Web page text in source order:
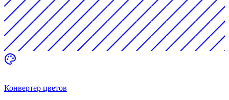
Конвертер цветов